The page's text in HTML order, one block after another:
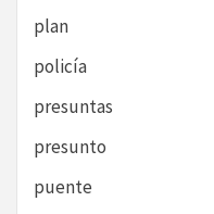
plan
policía
presuntas
presunto
puente